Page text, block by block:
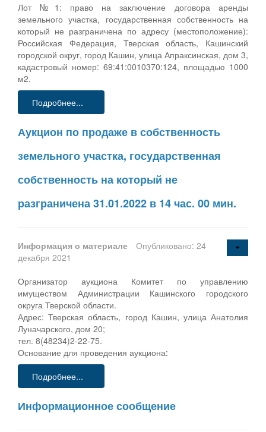
Лот №1: право на заключение договора аренды
земельного участка, государственная собственность на
который не разграничена по адресу (местоположение):
Российская Федерация, Тверская область, Кашинский
городской округ, город Кашин, улица Апраксинская, дом 3,
кадастровый номер: 69:41:0010370:124, площадью 1000
м2.
Подробнее...
Аукцион по продаже в собственность
земельного участка, государственная
собственность на который не
разграничена 31.01.2022 в 14 час. 00 мин.
Информация о материале
Опубликовано: 24
декабря 2021
Организатор аукциона Комитет по управлению
имуществом Администрации Кашинского городского
округа Тверской области.
Адрес: Тверская область, город Кашин, улица Анатолия
Луначарского, дом 20;
тел. 8(48234)2-22-75.
Основание для проведения аукциона:
Подробнее...
Информационное сообщение